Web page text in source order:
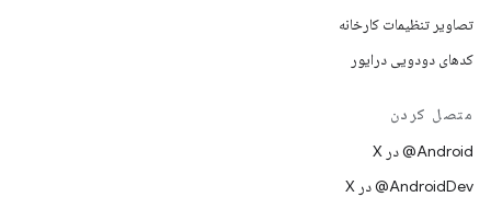
تصاویر تنظیمات کارخانه
کدهای دودویی درایور
متصل کردن
‫‎@Android در X
‫‎@AndroidDev در X